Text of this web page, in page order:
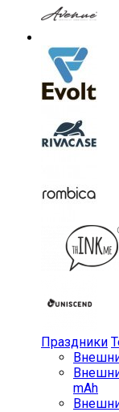
Праздники
mAh